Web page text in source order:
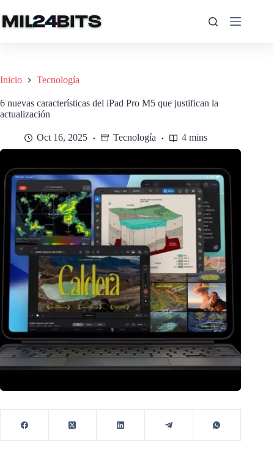
al
contenido
Inicio Tecnología
6 nuevas características del iPad Pro M5 que justifican la
actualización
Oct 16, 2025 Tecnología 4 mins